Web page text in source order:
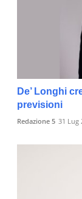
De’ Longhi
previsioni
Redazione 5 31 Lug